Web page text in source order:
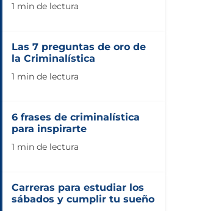
1 min de lectura
Las 7 preguntas de oro de
la Criminalística
1 min de lectura
6 frases de criminalística
para inspirarte
1 min de lectura
Carreras para estudiar los
sábados y cumplir tu sueño